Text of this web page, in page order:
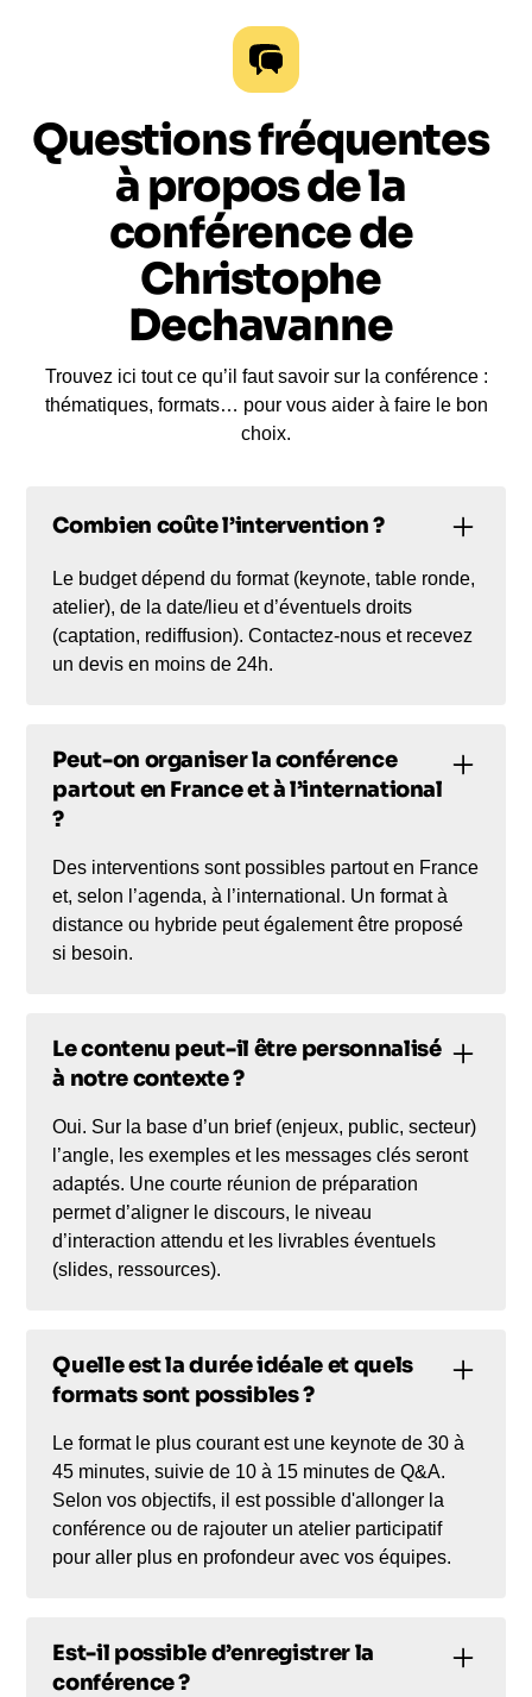
Questions fréquentes
à propos de la
conférence de
Christophe
Dechavanne
Trouvez ici tout ce qu’il faut savoir sur la conférence :
thématiques, formats… pour vous aider à faire le bon
choix.
Combien coûte l’intervention ?
Le budget dépend du format (keynote, table ronde,
atelier), de la date/lieu et d’éventuels droits
(captation, rediffusion). Contactez-nous et recevez
un devis en moins de 24h.
Peut-on organiser la conférence
partout en France et à l’international
?
Des interventions sont possibles partout en France
et, selon l’agenda, à l’international. Un format à
distance ou hybride peut également être proposé
si besoin.
Le contenu peut-il être personnalisé
à notre contexte ?
Oui. Sur la base d’un brief (enjeux, public, secteur)
l’angle, les exemples et les messages clés seront
adaptés. Une courte réunion de préparation
permet d’aligner le discours, le niveau
d’interaction attendu et les livrables éventuels
(slides, ressources).
Quelle est la durée idéale et quels
formats sont possibles ?
Le format le plus courant est une keynote de 30 à
45 minutes, suivie de 10 à 15 minutes de Q&A.
Selon vos objectifs, il est possible d'allonger la
conférence ou de rajouter un atelier participatif
pour aller plus en profondeur avec vos équipes.
Est-il possible d’enregistrer la
conférence ?